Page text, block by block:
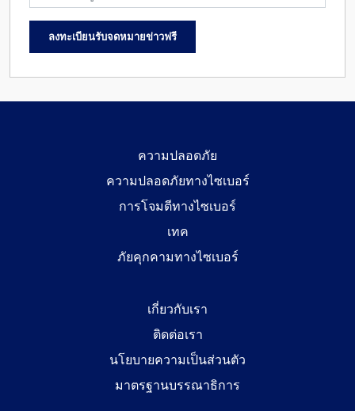
ลงทะเบียนรับจดหมายข่าวฟรี
ความปลอดภัย
ความปลอดภัยทางไซเบอร์
การโจมตีทางไซเบอร์
เทค
ภัยคุกคามทางไซเบอร์
เกี่ยวกับเรา
ติดต่อเรา
นโยบายความเป็นส่วนตัว
มาตรฐานบรรณาธิการ